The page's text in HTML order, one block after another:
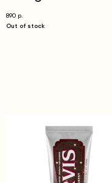
890 р.
Out of stock